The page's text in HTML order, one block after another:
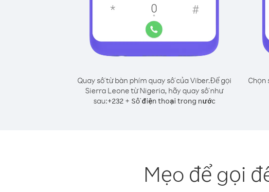
Quay số từ bàn phím quay số của Viber.Để gọi
Sierra Leone từ Nigeria, hãy quay số như
sau:+232+ Số điện thoại trong nước
Chọn
Mẹo để gọi